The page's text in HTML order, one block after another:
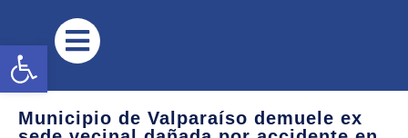
Abrir barra de herramientas
Municipio de Valparaíso demuele ex